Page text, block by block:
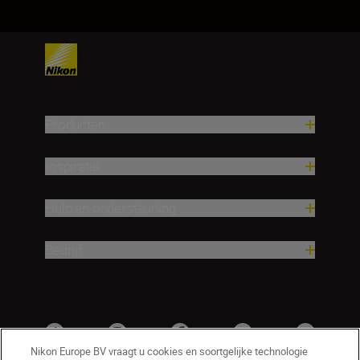
Nikon Europe BV vraagt u cookies en soortgelijke technologie